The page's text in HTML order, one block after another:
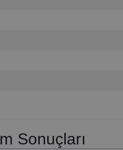
Sonuçları